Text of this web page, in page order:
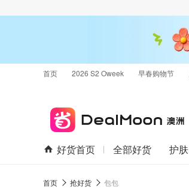
首页 2026 S2 Oweek 早春购物节
好货首页 全部好货 护肤
首页 抢好货 包包